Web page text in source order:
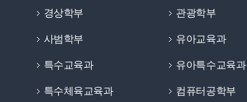
경상학부 관광학부
사범학부 유아교육과
특수교육과 유아특수교육과
특수체육교육과 컴퓨터공학부